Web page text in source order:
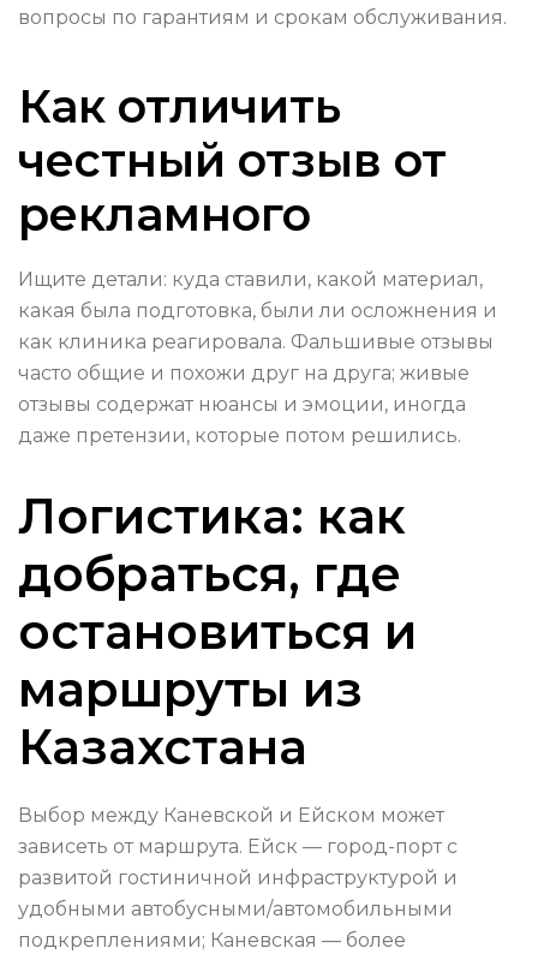
вопросы по гарантиям и срокам обслуживания.
Как отличить
честный отзыв от
рекламного
Ищите детали: куда ставили, какой материал,
какая была подготовка, были ли осложнения и
как клиника реагировала. Фальшивые отзывы
часто общие и похожи друг на друга; живые
отзывы содержат нюансы и эмоции, иногда
даже претензии, которые потом решились.
Логистика: как
добраться, где
остановиться и
маршруты из
Казахстана
Выбор между Каневской и Ейском может
зависеть от маршрута. Ейск — город-порт с
развитой гостиничной инфраструктурой и
удобными автобусными/автомобильными
подкреплениями; Каневская — более